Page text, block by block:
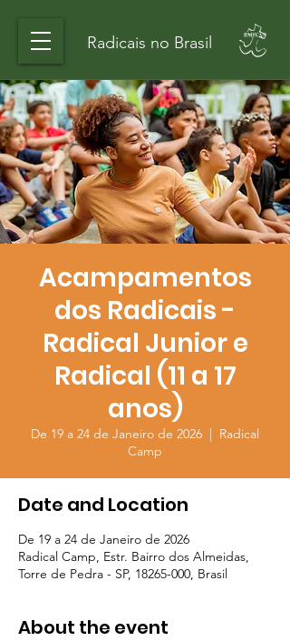
Radicais no Brasil
Acampamentos
dos Radicais -
Radical Junior e
Radical (11 a 17
anos)
De 19 a 24 de Janeiro de 2026
  |
Radical
Camp
Date and Location
De 19 a 24 de Janeiro de 2026
Radical Camp, Estr. Bairro dos Almeidas,
Torre de Pedra - SP, 18265-000, Brasil
About the event